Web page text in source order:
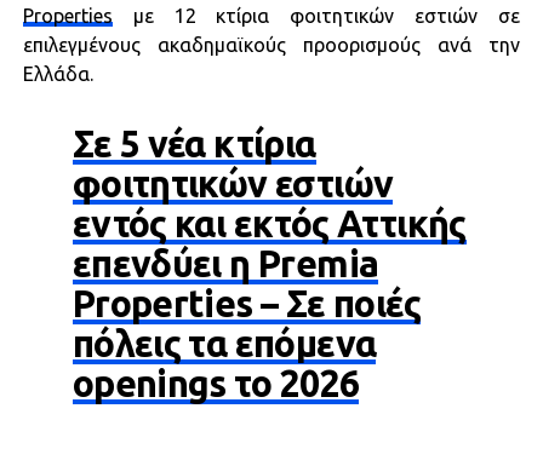
Properties με 12 κτίρια φοιτητικών εστιών σε
επιλεγμένους ακαδημαϊκούς προορισμούς ανά την
Ελλάδα.
Σε 5 νέα κτίρια
φοιτητικών εστιών
εντός και εκτός Αττικής
επενδύει η Premia
Properties – Σε ποιές
πόλεις τα επόμενα
openings το 2026